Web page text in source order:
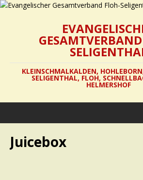
KLEINSCHMALKALDEN,
SELIGENTHAL, FLOH,
HELMERSHOF
Juicebox